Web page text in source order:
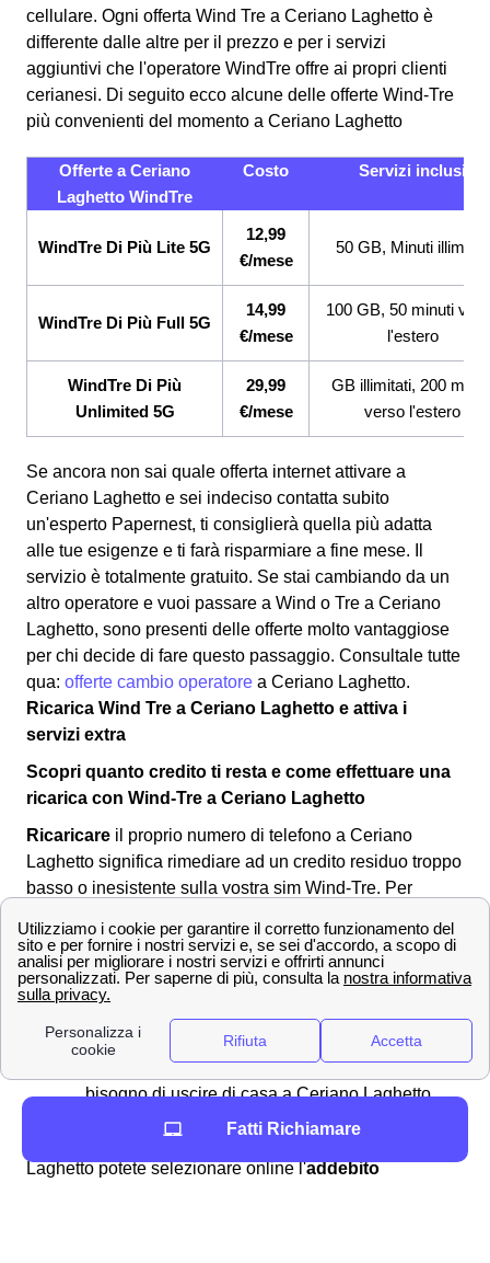
cellulare. Ogni offerta Wind Tre a Ceriano Laghetto è
differente dalle altre per il prezzo e per i servizi
aggiuntivi che l'operatore WindTre offre ai propri clienti
cerianesi. Di seguito ecco alcune delle offerte Wind-Tre
più convenienti del momento a Ceriano Laghetto
Offerte a Ceriano
Laghetto WindTre
Costo Servizi inclusi
WindTre Di Più Lite 5G
12,99
€/mese
50 GB, Minuti illimitati
WindTre Di Più Full 5G
14,99
€/mese
100 GB, 50 minuti
l'estero
WindTre Di Più
Unlimited 5G
29,99
€/mese
GB illimitati, 200
verso l'estero
Se ancora non sai quale offerta internet attivare a
Ceriano Laghetto e sei indeciso contatta subito
un'esperto Papernest, ti consiglierà quella più adatta
alle tue esigenze e ti farà risparmiare a fine mese. Il
servizio è totalmente gratuito. Se stai cambiando da un
altro operatore e vuoi passare a Wind o Tre a Ceriano
Laghetto, sono presenti delle offerte molto vantaggiose
per chi decide di fare questo passaggio. Consultale tutte
qua: offerte cambio operatore a Ceriano Laghetto.
Ricarica Wind Tre a Ceriano Laghetto e attiva i
servizi extra
Scopri quanto credito ti resta e come effettuare una
ricarica con Wind-Tre a Ceriano Laghetto
Ricaricare il proprio numero di telefono a Ceriano
Laghetto significa rimediare ad un credito residuo troppo
basso o inesistente sulla vostra sim Wind-Tre. Per
Recarsi in banca o altabacchinodi Ceriano
Laghetto
Comprare una ricarica grattabile
Pagare con addebito su conto corrente o
paypal sul sito ufficiale di Wind Tre, senza
bisogno di uscire di casa a Ceriano Laghetto
In aggiunta, per effettuare la vostra ricarica a Ceriano
Laghetto potete selezionare online l'addebito
Fatti Richiamare